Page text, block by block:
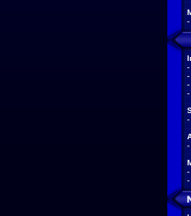
-
-
-
-
-
-
-
-
-